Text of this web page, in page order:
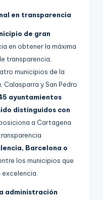
en transparencia
de gran
en obtener la máxima
transparencia,
municipios de la
Calasparra y San Pedro
ayuntamientos
distinguidos con
a Cartagena
Barcelona o
los municipios que
excelencia.
administración